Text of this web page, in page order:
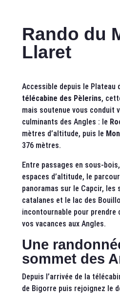
Rando du
Llaret
Accessible depuis le Plateau
télécabine des Pèlerins,
mais soutenue vous conduit
culminants des Angles : le
mètres d’altitude, puis le
376 mètres.
Entre passages en sous-
espaces d’altitude, le
panoramas sur le Capcir, les
catalanes et le lac des
incontournable pour prendre
vos vacances aux Angles.
Une
sommet des
Depuis l’arrivée de la
de Bigorre puis rejoignez le